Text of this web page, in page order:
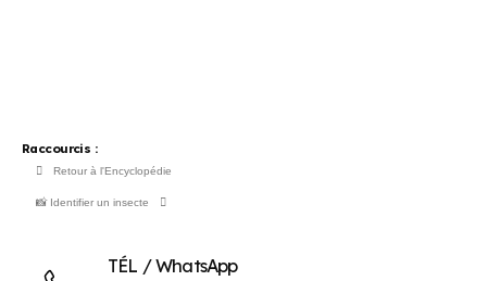
Raccourcis :
Retour à l'Encyclopédie
📸 Identifier un insecte
TÉL / WhatsApp